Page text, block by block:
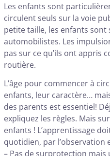
Les enfants sont
circulent seuls sur la voie
petite taille, les enfants sont
automobilistes. Les
pas sur ce qu’ils ont appris
routière.
L’âge pour commencer à
enfants, leur caractère…
des parents est essentiel!
expliquez les règles. Mais
enfants ! L’apprentissage
quotidien, par l’observation
– Pas de surprotection